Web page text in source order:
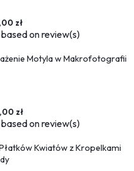
zł
onreview(s)
Motyla w Makrofotografii
zł
onreview(s)
Kwiatów z Kropelkami